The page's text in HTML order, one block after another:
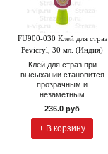
FU900-030 Клей для страз
Fevicryl, 30 мл. (Индия)
Клей для страз при
высыхании становится
прозрачным и
незаметным
236.0 руб
+ В корзину